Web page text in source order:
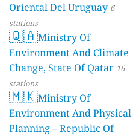
Oriental Del Uruguay 6
stations
🇶🇦Ministry Of
Environment And Climate
Change, State Of Qatar 16
stations
🇲🇰Ministry Of
Environment And Physical
Planning – Republic Of